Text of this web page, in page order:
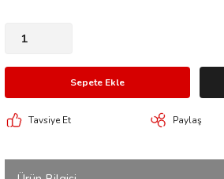
Sepete Ekle
Tavsiye Et Paylaş